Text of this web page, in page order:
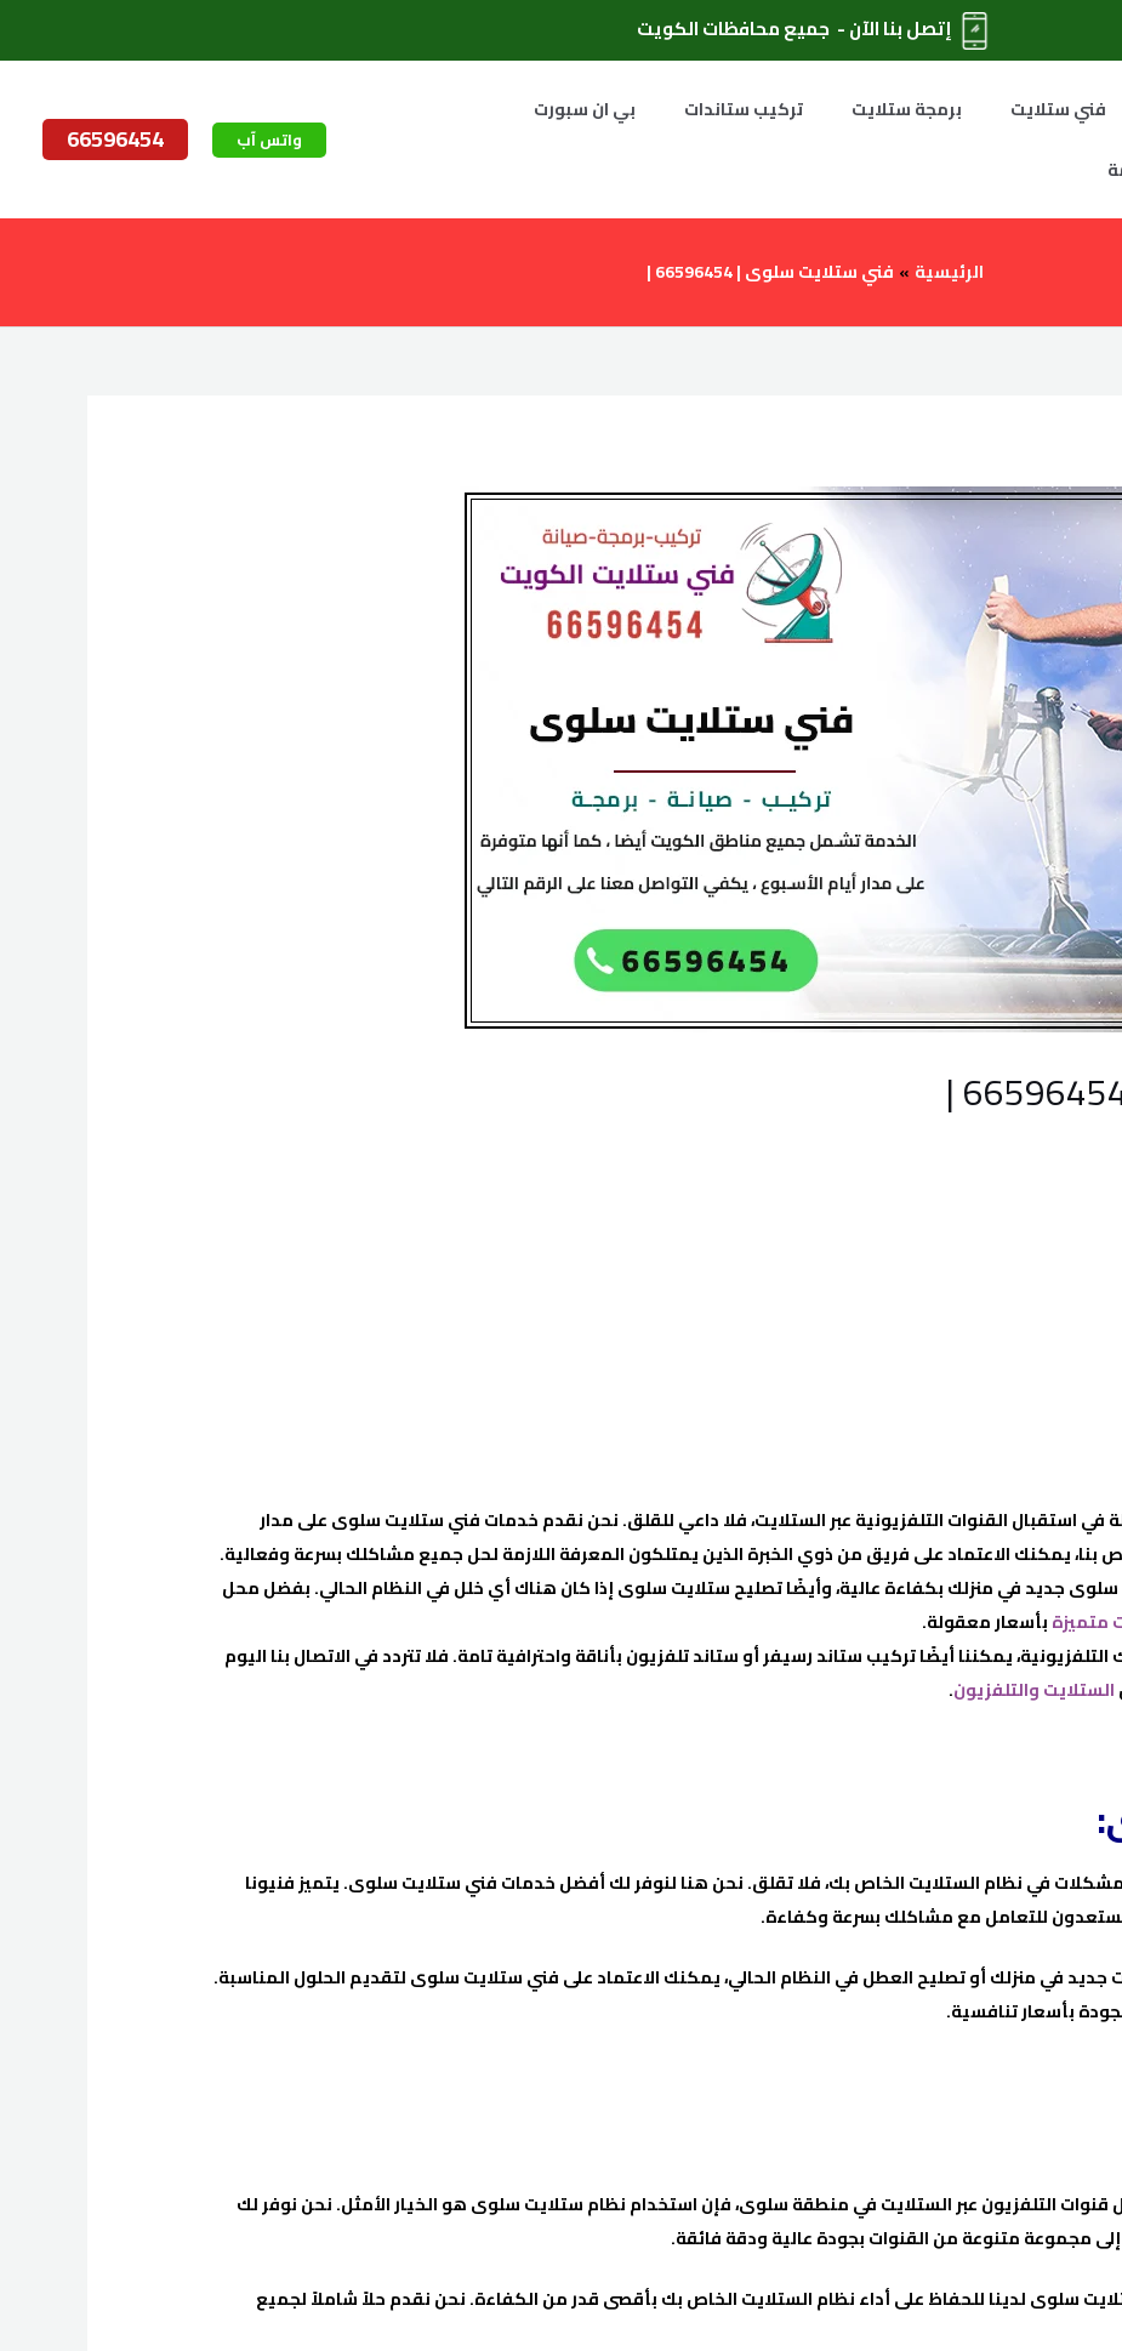
إتصل بنا الآن - جميع محافظات الكويت
فني ستلايت برمجة ستلايت تركيب ستاندات
بي ان سبورت
واتس آب 66596454
الرئيسية فني ستلايت سلوى | 66596454 |
استقبال القنوات التلفزيونية عبر الستلايت، فلا داعي للقلق. نحن نقدم خدمات فني ستلايت سلوى على مدار
يمكنك الاعتماد على فريق من ذوي الخبرة الذين يمتلكون المعرفة اللازمة لحل جميع مشاكلك بسرعة وفعالية.
سلوى جديد في منزلك بكفاءة عالية، وأيضًا تصليح ستلايت سلوى إذا كان هناك أي خلل في النظام الحالي. بفضل محل
متميزةبأسعار معقولة.
يمكننا أيضًا تركيب ستاند رسيفر أو ستاند تلفزيون بأناقة واحترافية تامة. فلا تتردد في الاتصال بنا اليوم
الستلايت والتلفزيون.
في نظام الستلايت الخاص بك، فلا تقلق. نحن هنا لنوفر لك أفضل خدمات فني ستلايت سلوى. يتميز فنيونا
للتعامل مع مشاكلك بسرعة وكفاءة.
في منزلك أو تصليح العطل في النظام الحالي، يمكنك الاعتماد على فني ستلايت سلوى لتقديم الحلول المناسبة.
بأسعار تنافسية.
التلفزيون عبر الستلايت في منطقة سلوى، فإن استخدام نظام ستلايت سلوى هو الخيار الأمثل. نحن نوفر لك
مجموعة متنوعة من القنوات بجودة عالية ودقة فائقة.
سلوى لدينا للحفاظ على أداء نظام الستلايت الخاص بك بأقصى قدر من الكفاءة. نحن نقدم حلاً شاملاً لجميع